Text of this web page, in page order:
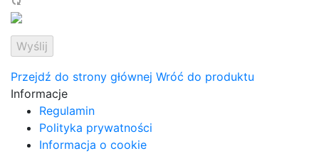
Przejdź do strony głównej Wróć do produktu
Informacje
Regulamin
Polityka prywatności
Informacja o cookie